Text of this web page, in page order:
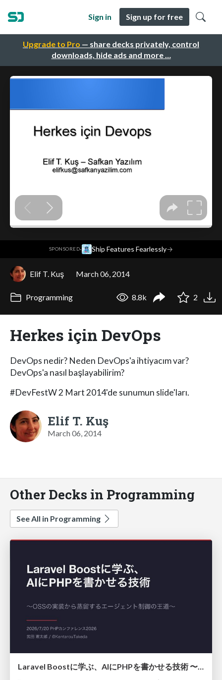
Upgrade to Pro — share decks privately, control
downloads, hide ads and more …
Sign in Sign up for free
SPONSORED· Ship Features Fearlessly→
Elif T. Kuş March 06, 2014
Programming 8.8k 2
Herkes için DevOps
DevOps nedir? Neden DevOps'a ihtiyacım var?
DevOps'a nasıl başlayabilirim?
#DevFestW 2 Mart 2014'de sunumun slide'ları.
Elif T. Kuş
March 06, 2014
Other Decks in Programming
See All in Programming
Laravel Boostに学ぶ、AIにPHPを書かせる技術 〜OSSの実装から蒸留するエージェント制御の王道〜